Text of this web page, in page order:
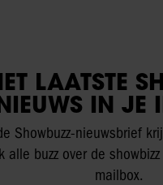
LAATSTE
IN JE
Showbuzz-nieuwsbrief
alle buzz over de
mailbox.